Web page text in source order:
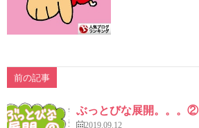
前の記事
ぶっとびな展開。。。②
2019.09.12